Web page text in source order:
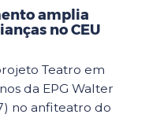
amplia
no CEU
Teatro em
da EPG Walter
no anfiteatro do